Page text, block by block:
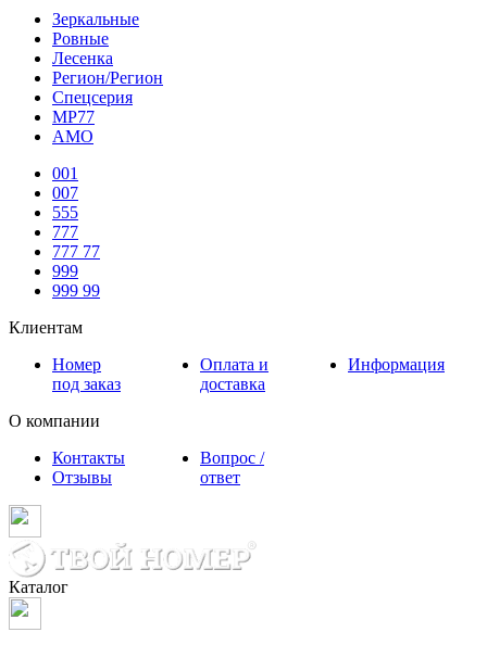
Зеркальные
Ровные
Лесенка
Регион/Регион
Спецсерия
МР77
АМО
001
007
555
777
777 77
999
999 99
Клиентам
Номер
под заказ
Оплата и
доставка
Информация
О компании
Контакты
Отзывы
Вопрос /
ответ
Каталог